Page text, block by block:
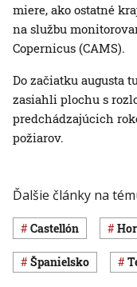
miere, ako ostatné
na službu
Copernicus (CAMS).
Do začiatku augusta
zasiahli plochu s
predchádzajúcich
požiarov.
Ďalšie články na
Castellón
Španielsko